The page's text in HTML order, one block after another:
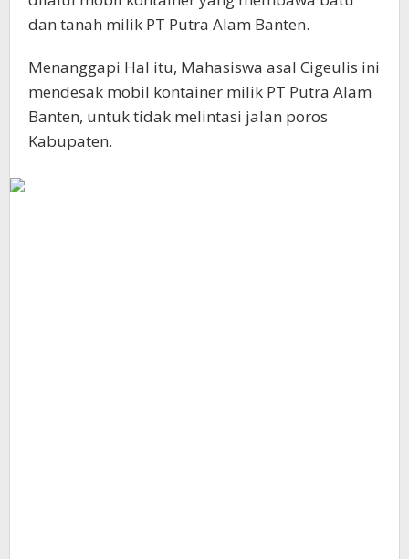
dan tanah milik PT Putra Alam Banten.
Menanggapi Hal itu, Mahasiswa asal Cigeulis ini
mendesak mobil kontainer milik PT Putra Alam
Banten, untuk tidak melintasi jalan poros
Kabupaten.